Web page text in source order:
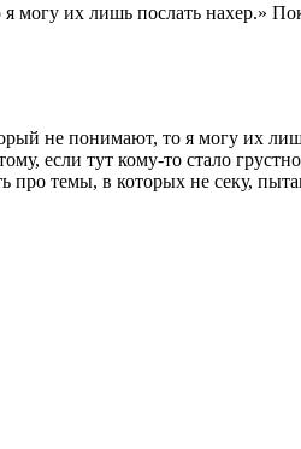
могу их лишь послать нахер.»
не понимают, то я могу их
если тут кому-то стало
темы, в которых не секу,